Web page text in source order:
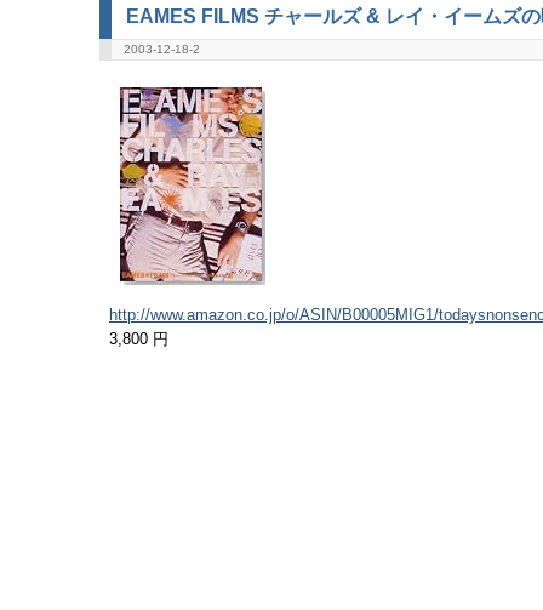
EAMES FILMS チャールズ & レイ・イームズ
2003-12-18-2
http://www.amazon.co.jp/o/ASIN/B00005MIG1/
3,800 円